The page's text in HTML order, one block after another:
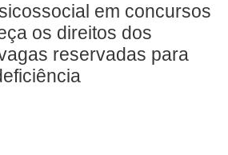
em concursos
os direitos dos
reservadas para